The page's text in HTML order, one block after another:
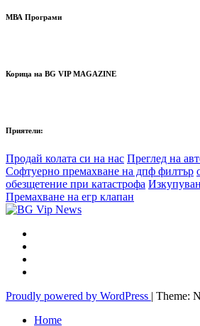
МВА Програми
Корица на BG VIP MAGAZINE
Приятели:
Продай колата си на нас Преглед на
Софтуерно премахване на дпф филтър
обезщетение при катастрофа
Премахване на егр клапан
Proudly powered by WordPress | Theme:
Home